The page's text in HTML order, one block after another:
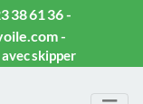
38 61 36-
-
skipper